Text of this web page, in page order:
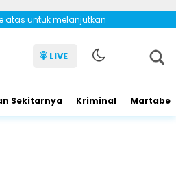
atas untuk melanjutkan
LIVE
Sekitarnya Kriminal Martabe